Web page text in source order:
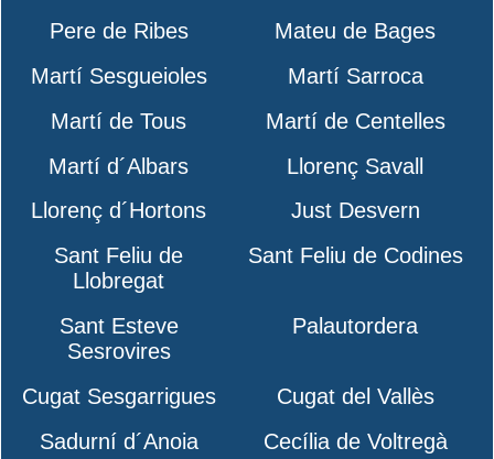
Pere de Ribes
Mateu de Bages
Martí Sesgueioles
Martí Sarroca
Martí de Tous
Martí de Centelles
Martí d´Albars
Llorenç Savall
Llorenç d´Hortons
Just Desvern
Sant Feliu de
Llobregat
Sant Feliu de Codines
Sant Esteve
Sesrovires
Palautordera
Cugat Sesgarrigues
Cugat del Vallès
Sadurní d´Anoia
Cecília de Voltregà